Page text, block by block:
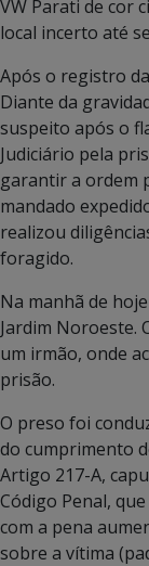
VW Parati de cor
local incerto até
Após o registro
Diante da
suspeito após o
Judiciário pela
garantir a ordem
mandado
realizou
foragido.
Na manhã de
Jardim Noroeste.
um irmão, onde
prisão.
O preso foi
do cumprimento
Artigo 217-A,
Código Penal,
com a pena
sobre a vítima